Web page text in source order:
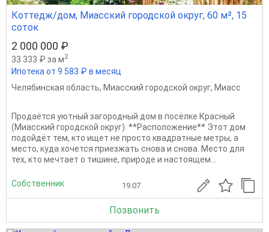
Коттедж/дом, Миасский городской округ, 60 м², 15
соток
2 000 000 ₽
33 333 ₽ за м2
Ипотека от 9 583 ₽ в месяц
Челябинская область, Миасский городской округ, Миасс
Продаётся уютный загородный дом в посёлке Красный
(Миасский городской округ). **Расположение** Этот дом
подойдёт тем, кто ищет не просто квадратные метры, а
место, куда хочется приезжать снова и снова. Место для
тех, кто мечтает о тишине, природе и настоящем...
Собственник 19.07
Позвонить